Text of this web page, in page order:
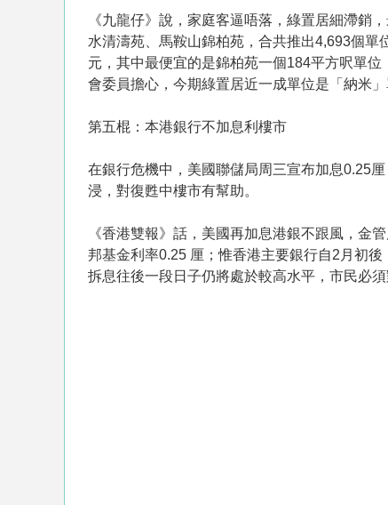
《九龍仔》說，家庭客逼唔落，綠置居細滯銷
水清濤苑、馬鞍山錦柏苑，合共推出4,693個
元，其中最便宜的是錦柏苑一個184平方呎單
會委員擔心，今期綠置居近一成單位是「納米
第五棍：本港銀行不加息利樓市
在銀行危機中，美國聯儲局周三宣布加息0.25
浸，對復甦中樓市有幫助。
《香港雙報》話，美國再加息港銀不跟風，金
邦基金利率0.25 厘；惟香港主要銀行自2月初
拆息往後一段日子仍將處於較高水平，市民必